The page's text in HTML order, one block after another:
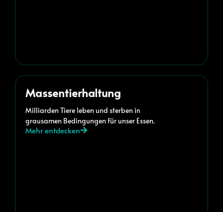
Massentierhaltung
Milliarden Tiere leben und sterben in
grausamen Bedingungen für unser Essen.
Mehr entdecken